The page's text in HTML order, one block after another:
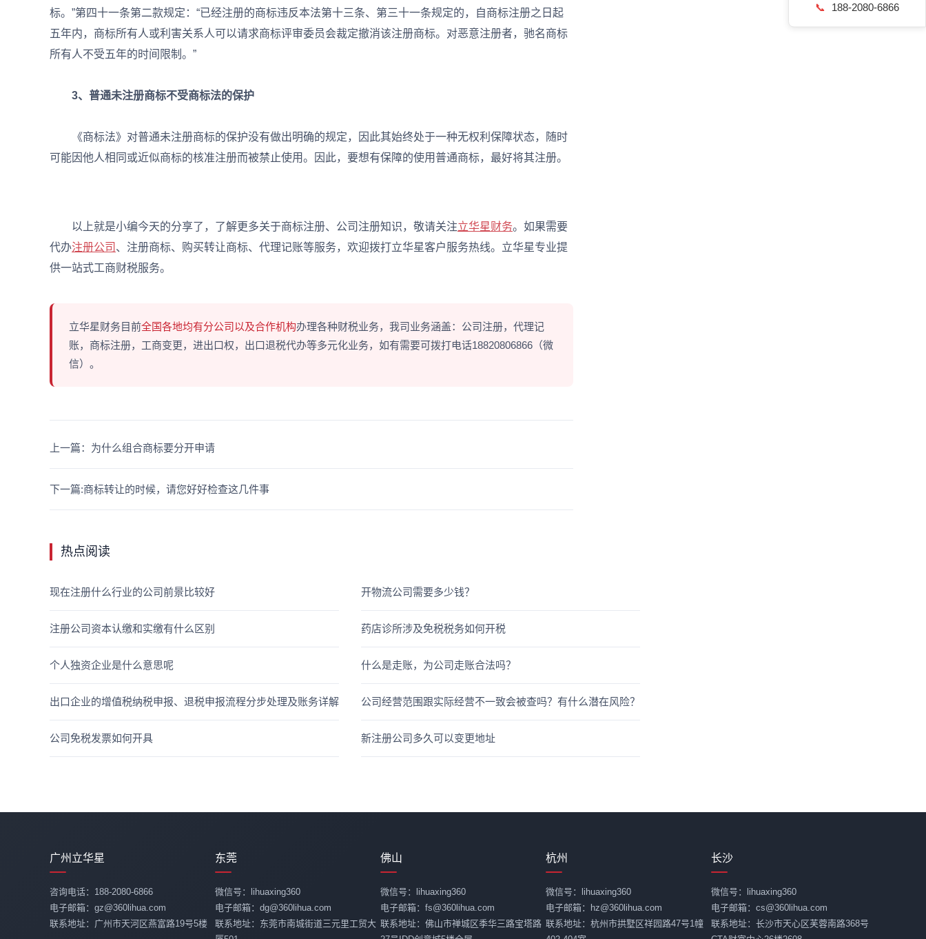
标。”第四十一条第二款规定：“已经注册的商标违反本法第十三条、第三十一条规定的，自商标注册之日起
五年内，商标所有人或利害关系人可以请求商标评审委员会裁定撤消该注册商标。对恶意注册者，驰名商标
所有人不受五年的时间限制。”
3、普通未注册商标不受商标法的保护
《商标法》对普通未注册商标的保护没有做出明确的规定，因此其始终处于一种无权利保障状态，随时
可能因他人相同或近似商标的核准注册而被禁止使用。因此，要想有保障的使用普通商标，最好将其注册。
以上就是小编今天的分享了，了解更多关于商标注册、公司注册知识，敬请关注立华星财务。如果需要
代办注册公司 、注册商标、购买转让商标、代理记账等服务，欢迎拨打立华星客户服务热线。立华星专业提
供一站式工商财税服务。
立华星财务目前全国各地均有分公司以及合作机构办理各种财税业务，我司业务涵盖：公司注册，代理记
账，商标注册，工商变更，进出口权，出口退税代办等多元化业务，如有需要可拨打电话18820806866（微
信）。
下一篇:商标转让的时候，请您好好检查这几件事
上一篇：为什么组合商标要分开申请
热点阅读
现在注册什么行业的公司前景比较好 开物流公司需要多少钱？
注册公司资本认缴和实缴有什么区别 药店诊所涉及免税税务如何开税
个人独资企业是什么意思呢 什么是走账，为公司走账合法吗？
出口企业的增值税纳税申报、退税申报流程分步处理及账务详解 公司经营范围跟实际经营不一致会被查吗？有什么潜在风险？
公司免税发票如何开具 新注册公司多久可以变更地址
📞 188-2080-6866
广州立华星
咨询电话：188-2080-6866
电子邮箱：gz@360lihua.com
联系地址：广州市天河区燕富路19号5楼
东莞
微信号：lihuaxing360
电子邮箱：dg@360lihua.com
联系地址：东莞市南城街道三元里工贸大
佛山
微信号：lihuaxing360
电子邮箱：fs@360lihua.com
联系地址：佛山市禅城区季华三路宝塔路
杭州
微信号：lihuaxing360
电子邮箱：hz@360lihua.com
联系地址：杭州市拱墅区祥园路47号1幢
长沙
微信号：lihuaxing360
电子邮箱：cs@360lihua.com
联系地址：长沙市天心区芙蓉南路368号